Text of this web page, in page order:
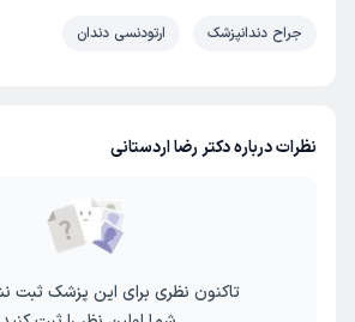
جراح دندانپزشک ارتودنسی دندان
نظرات درباره دکتر رضا اردستانی
تاکنون نظری برای این پزشک ثبت